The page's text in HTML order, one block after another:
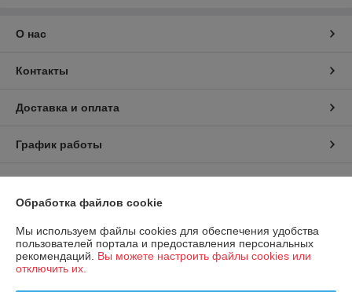
О нас
Контакты
Доставка и оплата
График работы
Сайт создан на платформе Deal.by
Обработка файлов cookie
Мы используем файлы cookies для обеспечения удобства
пользователей портала и предоставления персональных
рекомендаций. Вы можете настроить файлы cookies или
отключить их.